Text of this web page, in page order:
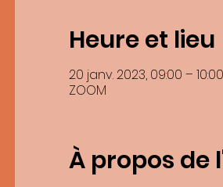
En soumettant ce formulaire,
Heure et lieu
20 janv. 2023, 09:00 – 10:00
ZOOM
À propos de